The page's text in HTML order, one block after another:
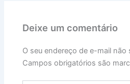
Deixe um comentário
O seu endereço de e-mail não
Campos obrigatórios são